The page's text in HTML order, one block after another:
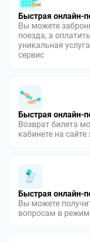
Быстрая онлайн-
Вы можете
поезда, а
уникальная
сервис
Быстрая онлайн-
Возврат билета
кабинете на
Быстрая онлайн-
Вы можете
вопросам в